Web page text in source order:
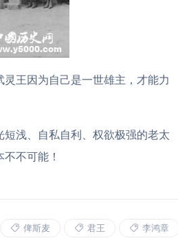
王因为自己是一世雄主，才能力
浅、自私自利、权欲极强的老太
不可能！
俾斯麦 君王 李鸿章